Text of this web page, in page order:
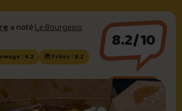
a notéLe Bourgeois
: 8.2 🍟 Frites : 8.2
8.2/10
Sauce brune